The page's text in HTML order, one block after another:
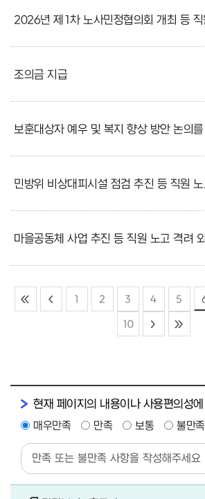
조의금 지급
민방위 비상대피시설 점검 추진 등 직원 노
마을공동체 사업 추진 등 직원 노고 격려
1 2 3 4 5
10
현재 페이지의 내용이나 사용편의성
매우만족 만족 보통 불만족